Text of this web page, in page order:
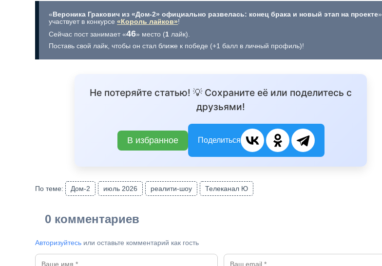
«Вероника Гракович из «Дом-2» официально развелась: конец брака и новый этап на проекте»
участвует в конкурсе«Король лайков»!
Сейчас пост занимает «46» место (1 лайк).
Поставь свой лайк, чтобы он стал ближе к победе (+1 балл в личный профиль)!
Не потеряйте статью! 💡 Сохраните её или поделитесь с
друзьями!
В избранное Поделиться
По теме: Дом-2 июль 2026 реалити-шоу Телеканал Ю
0 комментариев
Авторизуйтесь или оставьте комментарий как гость